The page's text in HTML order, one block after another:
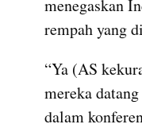
menegaskan
rempah yang
“Ya (AS
mereka
dalam